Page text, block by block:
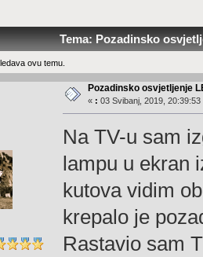
Tema: Pozadinsko
ovu temu.
Pozadinsko osvjetljenje
« : 03 Svibanj, 2019, 20:39:53
Na TV-u sam
lampu u ekran
kutova vidim
krepalo je
Rastavio sam